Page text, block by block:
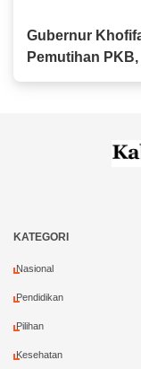
Gubernur
Pemutihan
Putih dan
KATEGORI
Nasional
Pendidikan
Pilihan
Kesehatan